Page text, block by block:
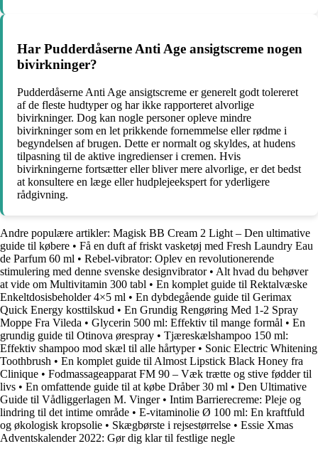
Har Pudderdåserne Anti Age ansigtscreme nogen
bivirkninger?
Pudderdåserne Anti Age ansigtscreme er generelt godt tolereret
af de fleste hudtyper og har ikke rapporteret alvorlige
bivirkninger. Dog kan nogle personer opleve mindre
bivirkninger som en let prikkende fornemmelse eller rødme i
begyndelsen af brugen. Dette er normalt og skyldes, at hudens
tilpasning til de aktive ingredienser i cremen. Hvis
bivirkningerne fortsætter eller bliver mere alvorlige, er det bedst
at konsultere en læge eller hudplejeekspert for yderligere
rådgivning.
Andre populære artikler: Magisk BB Cream 2 Light – Den ultimative
guide til købere • Få en duft af friskt vasketøj med Fresh Laundry Eau
de Parfum 60 ml • Rebel-vibrator: Oplev en revolutionerende
stimulering med denne svenske designvibrator• Alt hvad du behøver
at vide om Multivitamin 300 tabl • En komplet guide til Rektalvæske
Enkeltdosisbeholder 4×5 ml • En dybdegående guide til Gerimax
Quick Energy kosttilskud • En Grundig Rengøring Med 1-2 Spray
Moppe Fra Vileda • Glycerin 500 ml: Effektiv til mange formål • En
grundig guide til Otinova ørespray • Tjæreskælshampoo 150 ml:
Effektiv shampoo mod skæl til alle hårtyper• Sonic Electric Whitening
Toothbrush • En komplet guide til Almost Lipstick Black Honey fra
Clinique • Fodmassageapparat FM 90 – Væk trætte og stive fødder til
livs • En omfattende guide til at købe Dråber 30 ml • Den Ultimative
Guide til Vådliggerlagen M. Vinger• Intim Barrierecreme: Pleje og
lindring til det intime område • E-vitaminolie Ø 100 ml: En kraftfuld
og økologisk kropsolie • Skægbørste i rejsestørrelse • Essie Xmas
Adventskalender 2022: Gør dig klar til festlige negle